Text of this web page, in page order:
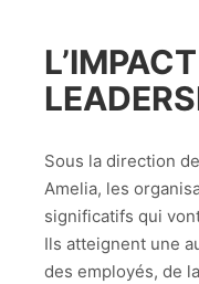
Sous la direction
Amelia, les
significatifs qui
Ils atteignent une
des employés, de